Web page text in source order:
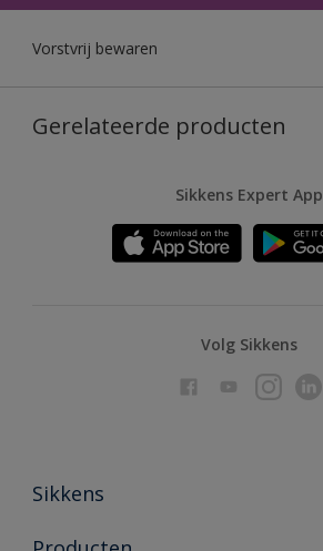
Vorstvrij bewaren
Gerelateerde producten
Sikkens Expert App
Volg Sikkens
Sikkens
Over Sikkens